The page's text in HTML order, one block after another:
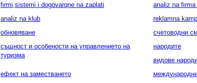
firmi,sistemi i dogovarqne na zaplati
analiz na
analiz na klub
reklamna
обновяване
счетоводни
същност и особености на управлението на
туризма
народите
видове
ефект на заместването